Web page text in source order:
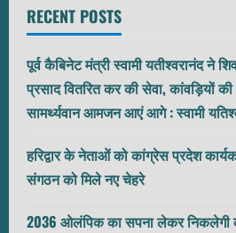
RECENT POSTS
पूर्व कैबिनेट मंत्री स्वामी यतीश्वरानंद ने
प्रसाद वितरित कर की सेवा, कांवड़ियों
सामर्थ्यवान आमजन आएं आगे : स्वामी
हरिद्वार के नेताओं को कांग्रेस प्रदेश
संगठन को मिले नए चेहरे
2036 ओलंपिक का सपना लेकर निकलेगी